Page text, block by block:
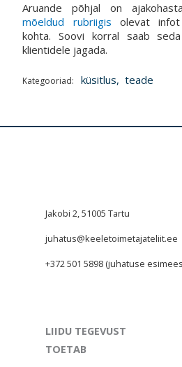
Aruande põhjal on
mõeldud rubriigis olevat infot
kohta. Soovi korral saab
klientidele jagada.
Kategooriad: küsitlus,teade
Jakobi 2, 51005 Tartu
juhatus@keeletoimetajateliit.ee
+372 501 5898 (juhatuse
LIIDU TEGEVUST
TOETAB